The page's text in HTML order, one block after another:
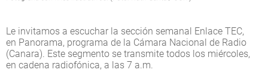
Le invitamos a escuchar la sección semanal Enlace TEC,
en Panorama, programa de la Cámara Nacional de Radio
(Canara). Este segmento se transmite todos los miércoles,
en cadena radiofónica, a las 7 a.m.